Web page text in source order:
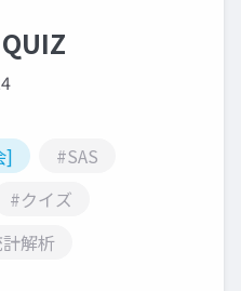
]
#SAS
#クイズ
解析